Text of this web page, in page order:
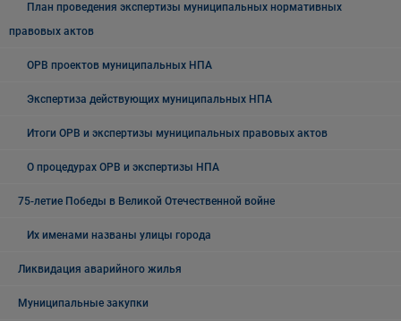
План проведения экспертизы муниципальных нормативных
правовых актов
ОРВ проектов муниципальных НПА
Экспертиза действующих муниципальных НПА
Итоги ОРВ и экспертизы муниципальных правовых актов
О процедурах ОРВ и экспертизы НПА
75-летие Победы в Великой Отечественной войне
Их именами названы улицы города
Ликвидация аварийного жилья
Муниципальные закупки